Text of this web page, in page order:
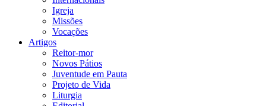
Igreja
Missões
Vocações
Artigos
Reitor-mor
Novos Pátios
Juventude em Pauta
Projeto de Vida
Liturgia